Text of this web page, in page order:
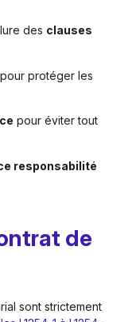
des clauses
pour protéger les
pour éviter tout
responsabilité
de
sont strictement